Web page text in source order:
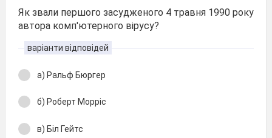
Як звали першого засудженого 4 травня 1990 року
автора комп'ютерного вірусу?
варіанти відповідей
а) Ральф Бюргер
б) Роберт Морріс
в) Біл Гейтс